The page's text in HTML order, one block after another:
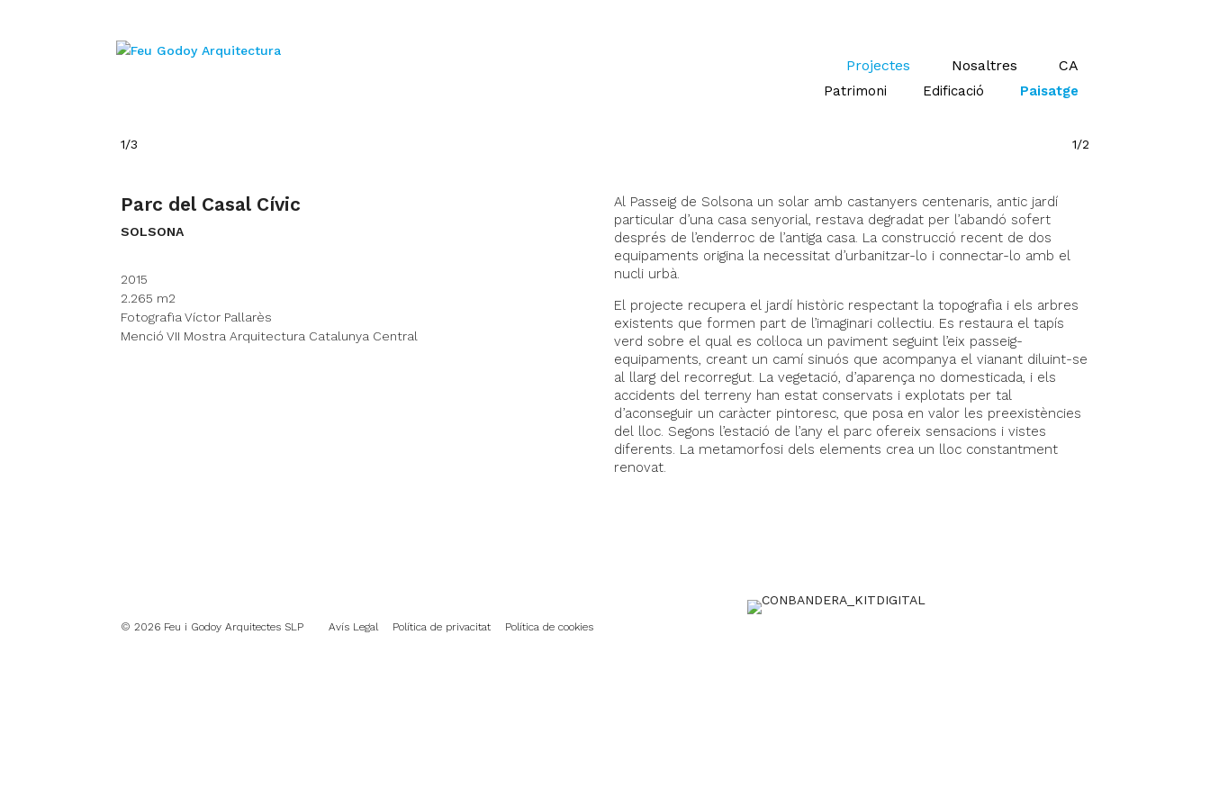
Projectes
Patrimoni Edificació Paisatge
Nosaltres CA
1/3 1/2
Parc del Casal Cívic
SOLSONA
2015
2.265 m2
Fotografia Víctor Pallarès
Menció VII Mostra Arquitectura Catalunya Central
Al Passeig de Solsona un solar amb castanyers centenaris, antic jardí
particular d’una casa senyorial, restava degradat per l’abandó sofert
després de l’enderroc de l’antiga casa. La construcció recent de dos
equipaments origina la necessitat d’urbanitzar-lo i connectar-lo amb el
nucli urbà.
El projecte recupera el jardí històric respectant la topografia i els arbres
existents que formen part de l’imaginari col·lectiu. Es restaura el tapís
verd sobre el qual es col·loca un paviment seguint l’eix passeig-
equipaments, creant un camí sinuós que acompanya el vianant diluint-se
al llarg del recorregut. La vegetació, d’aparença no domesticada, i els
accidents del terreny han estat conservats i explotats per tal
d’aconseguir un caràcter pintoresc, que posa en valor les preexistències
del lloc. Segons l’estació de l’any el parc ofereix sensacions i vistes
diferents. La metamorfosi dels elements crea un lloc constantment
renovat.
© 2026 Feu i Godoy Arquitectes SLPAvís Legal Política de privacitat Política de cookies